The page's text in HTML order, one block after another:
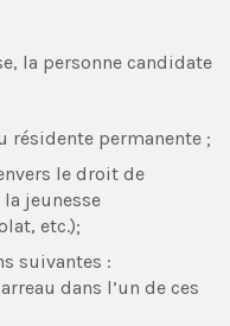
la personne candidate
résidente permanente ;
le droit de
jeunesse
etc.);
suivantes :
dans l’un de ces